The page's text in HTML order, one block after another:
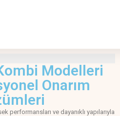
Modelleri
Onarım
performansları ve dayanıklı yapılarıyla